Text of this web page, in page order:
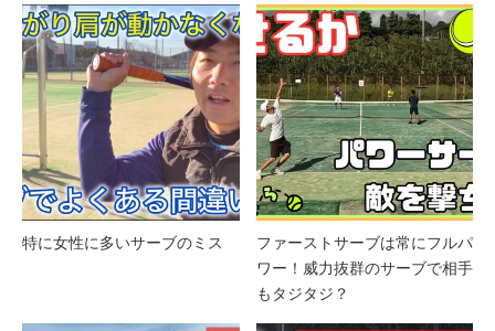
特に女性に多いサーブのミス
ファーストサーブは常にフルパ
ワー！威力抜群のサーブで相手
もタジタジ？